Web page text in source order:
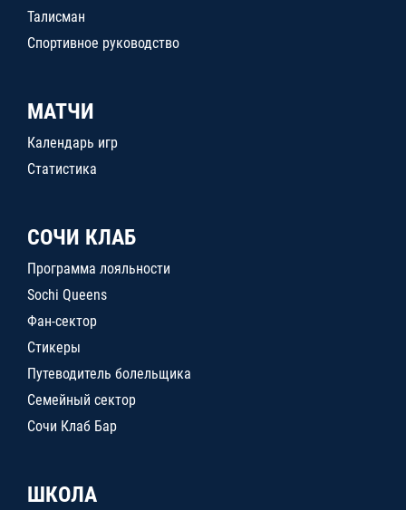
Талисман
Спортивное руководство
МАТЧИ
Календарь игр
Статистика
СОЧИ КЛАБ
Программа лояльности
Sochi Queens
Фан-сектор
Стикеры
Путеводитель болельщика
Семейный сектор
Сочи Клаб Бар
ШКОЛА